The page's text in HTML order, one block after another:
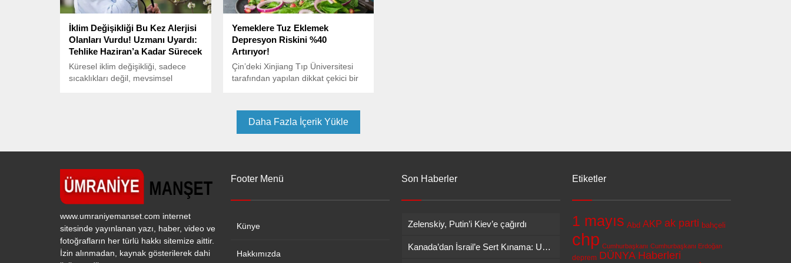
İklim Değişikliği Bu Kez Alerjisi
Olanları Vurdu! Uzmanı Uyardı:
Tehlike Haziran’a Kadar Sürecek
Küresel iklim değişikliği, sadece
sıcaklıkları değil, mevsimsel
Yemeklere Tuz Eklemek
Depresyon Riskini %40
Artırıyor!
Çin’deki Xinjiang Tıp Üniversitesi
tarafından yapılan dikkat çekici bir
etkilediğini ortaya koydu.
Daha Fazla İçerik Yükle
www.umraniyemanset.com internet
sitesinde yayınlanan yazı, haber, video ve
fotoğrafların her türlü hakkı sitemize aittir.
İzin alınmadan, kaynak gösterilerek dahi
Footer Menü
Künye
Hakkımızda
Son Haberler
Zelenskiy, Putin’i Kiev’e çağırdı
Kanada’dan İsrail’e Sert Kınama: UNIFIL Askerlerine Saldırıya Tepki
Etiketler
1 mayıs Abd AKP ak parti bahçeli
chp Cumhurbaşkanı Cumhurbaşkanı Erdoğan
deprem DÜNYA Haberleri